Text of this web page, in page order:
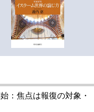
：焦点は報復の対象・